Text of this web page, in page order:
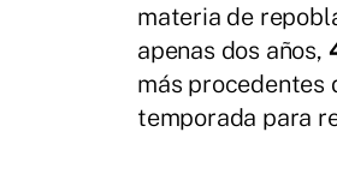
materia de
apenas dos años,
más procedentes
temporada para